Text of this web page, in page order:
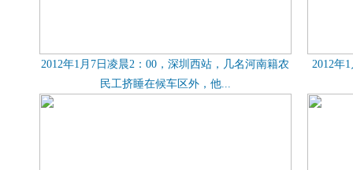
2012年1月7日凌晨2：00，深圳西站，几名河南籍农
民工挤睡在候车区外，他...
2012年